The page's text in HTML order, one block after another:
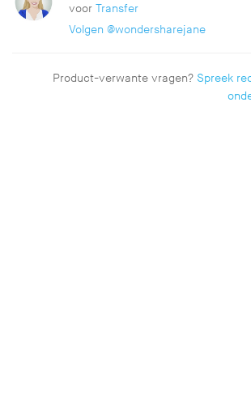
voor Transfer
Volgen @wondersharejane
Product-verwante vragen? Spreek